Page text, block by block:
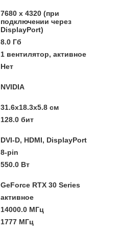
7680 x 4320 (при
подключении через
DisplayPort)
8.0 Гб
1 вентилятор, активное
Нет
NVIDIA
31.6х18.3х5.8 см
128.0 бит
DVI-D, HDMI, DisplayPort
8-pin
550.0 Вт
GeForce RTX 30 Series
активное
14000.0 МГц
1777 МГц